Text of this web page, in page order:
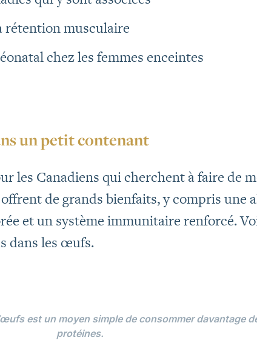
rétention musculaire
chez les femmes enceintes
un petit contenant
les Canadiens qui cherchent à faire de
de grands bienfaits, y compris une
et un système immunitaire renforcé.
dans les œufs.
est un moyen simple de consommer davantage
protéines.